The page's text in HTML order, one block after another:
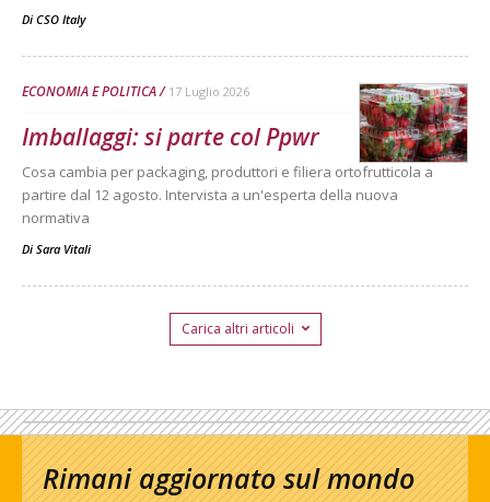
Di CSO Italy
ECONOMIA E POLITICA 17 Luglio 2026
Imballaggi: si parte col Ppwr
Cosa cambia per packaging, produttori e filiera ortofrutticola a
partire dal 12 agosto. Intervista a un'esperta della nuova
normativa
Di Sara Vitali
Carica altri articoli
Rimani aggiornato sul mondo